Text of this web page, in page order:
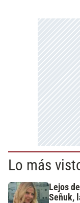
Lo más
Lejos
Señuk,